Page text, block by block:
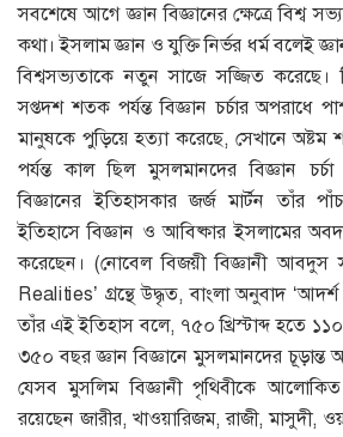
সবশেষে আগে জ্ঞান বিজ্ঞানের ক্ষেত্রে বিশ্ব
কথা। ইসলাম জ্ঞান ও যুক্তি নির্ভর ধর্ম বলেই
বিশ্বসভ্যতাকে নতুন সাজে সজ্জিত করেছে।
সপ্তদশ শতক পর্যন্ত বিজ্ঞান চর্চার অপরাধে
মানুষকে পুড়িয়ে হত্যা করেছে, সেখানে
পর্যন্ত কাল ছিল মুসলমানদের বিজ্ঞান
বিজ্ঞানের ইতিহাসকার জর্জ মার্টন তাঁর
ইতিহাসে বিজ্ঞান ও আবিষ্কার ইসলামের
করেছেন। (নোবেল বিজয়ী বিজ্ঞানী
Realities’ গ্রন্থে উদ্ধৃত, বাংলা অনুবাদ ‘আদর্শ
তাঁর এই ইতিহাস বলে, ৭৫০ খ্রিস্টাব্দ হতে ১১০০
৩৫০ বছর জ্ঞান বিজ্ঞানে মুসলমানদের
যেসব মুসলিম বিজ্ঞানী পৃথিবীকে
রয়েছেন জারীর, খাওয়ারিজম, রাজী, মাসুদী,